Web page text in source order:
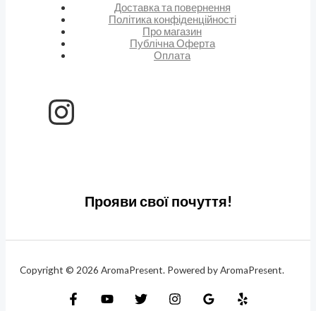
Доставка та повернення
Політика конфіденційності
Про магазин
Публічна Оферта
Оплата
Прояви свої почуття!
Copyright © 2026 AromaPresent. Powered by AromaPresent.